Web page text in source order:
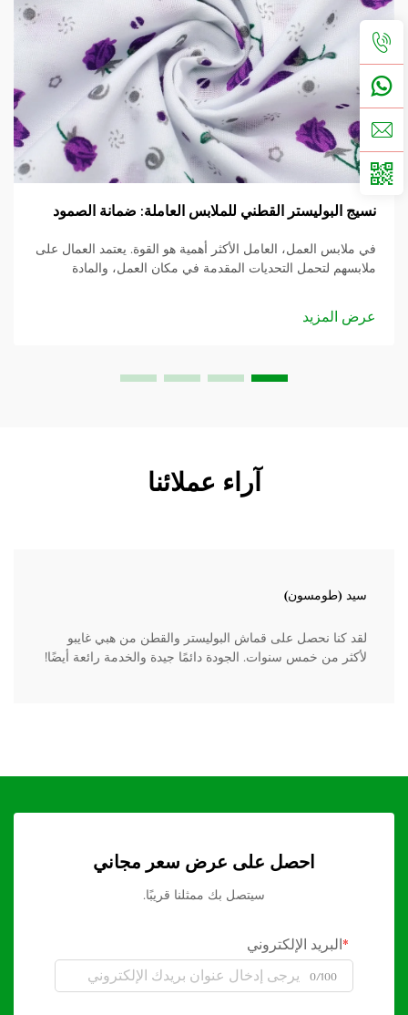
نسيج البوليستر القطني للملابس العاملة: ضمانة الصمود
في ملابس العمل، العامل الأكثر أهمية هو القوة. يعتمد العمال على
ملابسهم لتحمل التحديات المقدمة في مكان العمل، والمادة
عرض المزيد
آراء عملائنا
سيد (طومسون)
لقد كنا نحصل على قماش البوليستر والقطن من هبي غايبو
لأكثر من خمس سنوات. الجودة دائمًا جيدة والخدمة رائعة أيضًا!
احصل على عرض سعر مجاني
سيتصل بك ممثلنا قريبًا.
البريد الإلكتروني
0/100